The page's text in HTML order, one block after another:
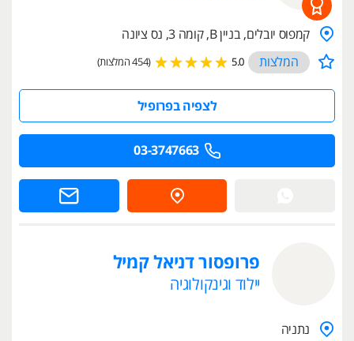
קמפוס יובלים, בניין B, קומה 3, נס ציונה
המלצות
5.0 (454 המלצות)
לצפיה בפרופיל
03-3747663
פרופסור דניאל קמיל
יילוד וגינקולוגיה
נתניה